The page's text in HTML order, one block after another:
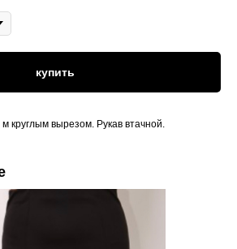
купить
м круглым вырезом. Рукав втачной.